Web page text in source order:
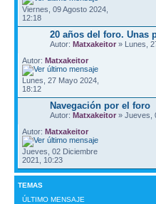
Viernes, 09 Agosto 2024,
12:18
20 años del foro. Unas
Autor: Matxakeitor » Lunes,
Autor: Matxakeitor
Lunes, 27 Mayo 2024,
18:12
Navegación por el foro
Autor: Matxakeitor » Jueves,
Autor: Matxakeitor
Jueves, 02 Diciembre
2021, 10:23
TEMAS
ÚLTIMO MENSAJE